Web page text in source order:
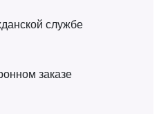
службе
заказе